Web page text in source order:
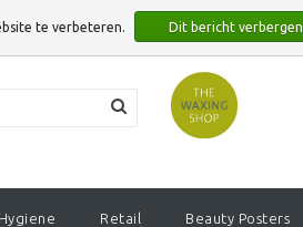
Hygiene Retail Beauty Posters
te verbeteren. Dit bericht verbergen